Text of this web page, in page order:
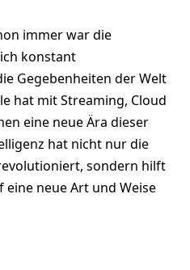
immer war die
konstant
Gegebenheiten der Welt
hat mit Streaming, Cloud
eine neue Ära dieser
hat nicht nur die
sondern hilft
eine neue Art und Weise